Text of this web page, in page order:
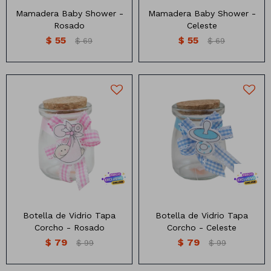
Mamadera Baby Shower -
Rosado
$ 55 $ 69
Mamadera Baby Shower -
Celeste
$ 55 $ 69
Botella tapa corcho con
diseño para baby shower
Medidas: 7.5cm
Botella de Vidrio Tapa
Corcho - Rosado
$ 79 $ 99
Botella tapa corcho con
diseño para baby shower
Medidas: 7.5cm
Botella de Vidrio Tapa
Corcho - Celeste
$ 79 $ 99